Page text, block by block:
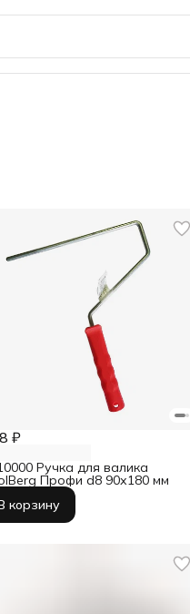
₽
Ручка для валика
Профи d8 90х180 мм
корзину